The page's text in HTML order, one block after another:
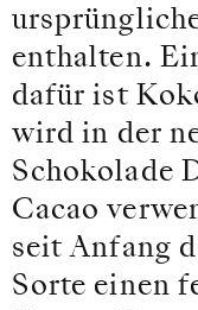
enthalten.
dafür ist
wird in der
Schokolade
Cacao
seit Anfang
Sorte einen